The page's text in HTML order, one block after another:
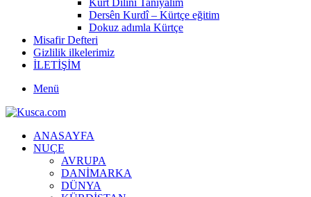
Kürt Dilini Tanıyalım
Dersên Kurdî – Kürtçe eğitim
Dokuz adımla Kürtçe
Misafir Defteri
Gizlilik ilkelerimiz
İLETİŞİM
Menü
ANASAYFA
NUÇE
AVRUPA
DANİMARKA
DÜNYA